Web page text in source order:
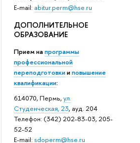
E-mail: abitur.perm@hse.ru
ДОПОЛНИТЕЛЬНОЕ
ОБРАЗОВАНИЕ
Прием напрограммы
профессиональной
переподготовкииповышение
квалификации:
614070, Пермь,ул.
Студенческая, 23, ауд. 204
Телефон: (342) 202-83-03, 205-
52-52
E-mail: sdoperm@hse.ru